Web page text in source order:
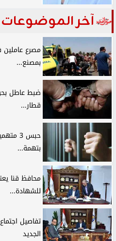
آخر الموضوعات
مصرع عاملين
بمصنع...
قطار...
بتهمة...
محافظ قنا
للشهادة...
تفاصيل
الجديد